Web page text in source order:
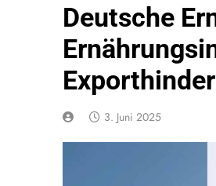
Deutsche
3. Juni 2025